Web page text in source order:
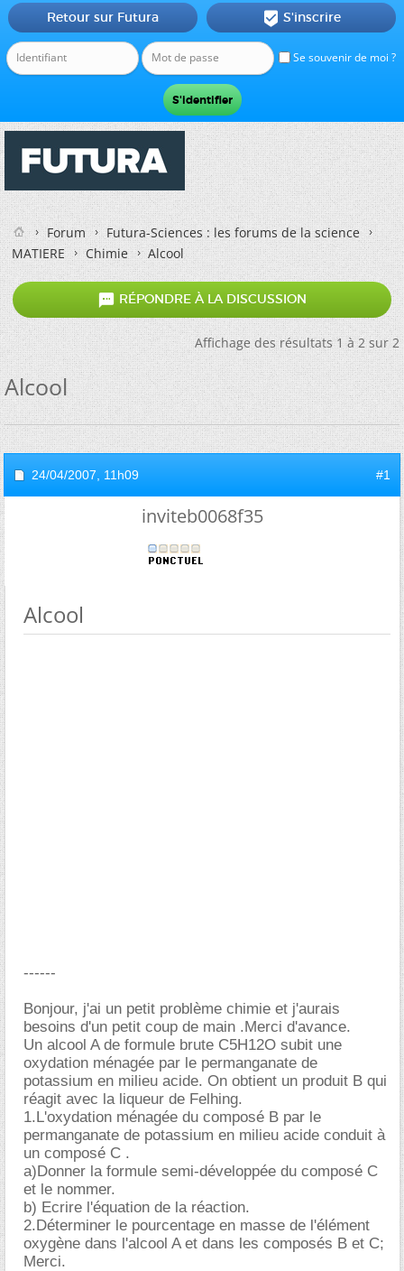
Se souvenir de moi ?
Retour sur Futura  S'inscrire
Forum
Futura-Sciences : les forums de la science
MATIERE
Chimie Alcool
 RÉPONDRE À LA DISCUSSION
Affichage des résultats 1 à 2 sur 2
Alcool
24/04/2007, 11h09 #1
inviteb0068f35
Alcool
------
Bonjour, j'ai un petit problème chimie et j'aurais
besoins d'un petit coup de main .Merci d'avance.
Un alcool A de formule brute C5H12O subit une
oxydation ménagée par le permanganate de
potassium en milieu acide. On obtient un produit B qui
réagit avec la liqueur de Felhing.
1.L'oxydation ménagée du composé B par le
permanganate de potassium en milieu acide conduit à
un composé C .
a)Donner la formule semi-développée du composé C
et le nommer.
b) Ecrire l'équation de la réaction.
2.Déterminer le pourcentage en masse de l'élément
oxygène dans l'alcool A et dans les composés B et C;
Merci.